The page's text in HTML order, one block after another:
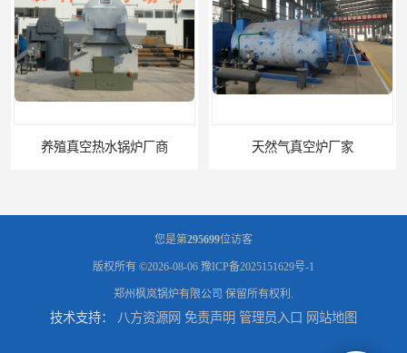
养殖真空热水锅炉厂商 天然气真空炉厂家
您是第295699位访客
版权所有 ©2026-08-06 豫ICP备2025151629号-1
郑州枫岚锅炉有限公司 保留所有权利.
技术支持： 八方资源网 免责声明 管理员入口 网站地图